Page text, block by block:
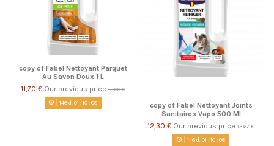
copy of Fabel Nettoyant Parquet
Au Savon Doux 1 L
11,70 € Our previous price 13,00 €
146d. 01 :10:08
copy of Fabel Nettoyant Joints
Sanitaires Vapo 500 Ml
12,30 € Our previous price 13,67 €
146d. 01 :10:08